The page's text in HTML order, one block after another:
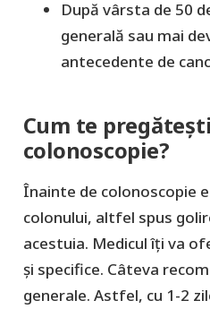
După vârsta de 50
generală sau mai
antecedente de
Cum te
colonoscopie?
Înainte de colonoscopie
colonului, altfel spus
acestuia. Medicul îți va
și specifice. Câteva
generale. Astfel, cu 1-2